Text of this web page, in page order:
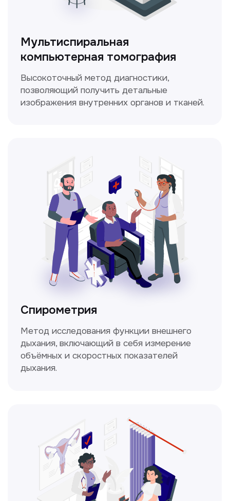
Диагностика и лечение заболеваний
уха, горла и носа с использованием
современных методик.
ЛОР-врач
Прайс-лист
Не нашли нужную
информацию в прайсе?
Заполните форму, и мы всё
уточним!
Нажимая на кнопку «Получить консультацию», вы
даёте согласие на обработку персональных
данных и соглашаетесь c политикой
Получить консультацию